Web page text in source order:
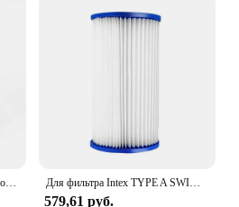
The Bestway Filter is a reliable
for keeping your water
from debris. Constructed
this filter is designed to
frequent use, ensuring long-
reliability. The compact
installation, making it a
Наслаждайтесь свежей чистой водой с помощью наших картриджей для фильтра для воды для картриджей фильтра II, 10,6x13,6 см. Для фильтра Intex TYPE A SWIMMING POOL INTEX 29002, для картриджа Bestway III Фильтр для бассейна Пылесос Насос для бассейнов Тент
579,61 руб.